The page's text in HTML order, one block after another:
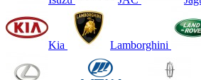
Kia Lamborghini